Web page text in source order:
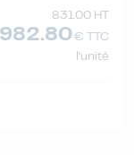
831.00 HT
982.80€ TTC
l'unité